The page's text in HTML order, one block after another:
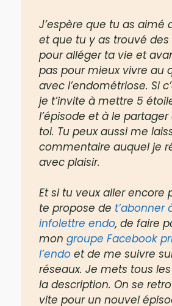
J’espère que tu as aimé
et que tu y as trouvé des
pour alléger ta vie et
pas pour mieux vivre au
avec l’endométriose. Si
je t’invite à mettre 5
l’épisode et à le
toi. Tu peux aussi me
commentaire auquel je
avec plaisir.
Et si tu veux aller encore
te propose de t’abonner
infolettre endo, de faire
mon groupe Facebook
l’endo et de me suivre
réseaux. Je mets tous
la description. On se
vite pour un nouvel